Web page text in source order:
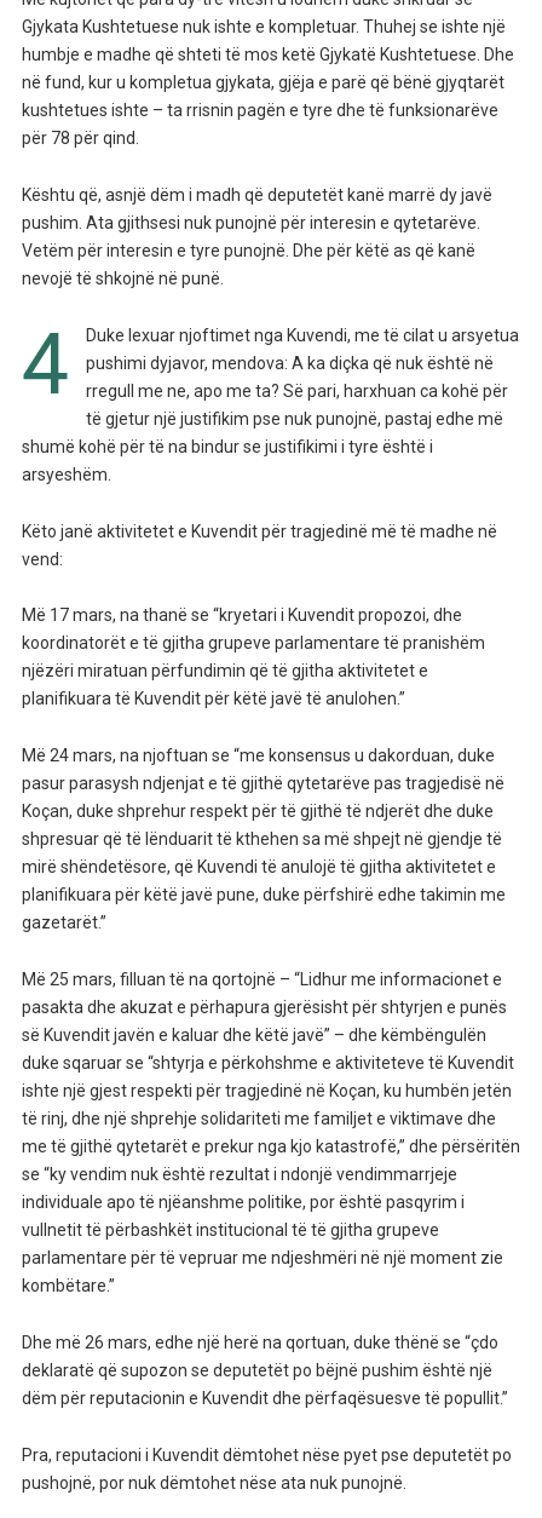
Gjykata Kushtetuese nuk ishte e kompletuar. Thuhej se ishte një
humbje e madhe që shteti të mos ketë Gjykatë Kushtetuese. Dhe
në fund, kur u kompletua gjykata, gjëja e parë që bënë gjyqtarët
kushtetues ishte – ta rrisnin pagën e tyre dhe të funksionarëve
për 78 për qind.
Kështu që, asnjë dëm i madh që deputetët kanë marrë dy javë
pushim. Ata gjithsesi nuk punojnë për interesin e qytetarëve.
Vetëm për interesin e tyre punojnë. Dhe për këtë as që kanë
nevojë të shkojnë në punë.
4
Duke lexuar njoftimet nga Kuvendi, me të cilat u arsyetua
pushimi dyjavor, mendova: A ka diçka që nuk është në
rregull me ne, apo me ta? Së pari, harxhuan ca kohë për
të gjetur një justifikim pse nuk punojnë, pastaj edhe më
shumë kohë për të na bindur se justifikimi i tyre është i
arsyeshëm.
Këto janë aktivitetet e Kuvendit për tragjedinë më të madhe në
vend:
Më 17 mars, na thanë se “kryetari i Kuvendit propozoi, dhe
koordinatorët e të gjitha grupeve parlamentare të pranishëm
njëzëri miratuan përfundimin që të gjitha aktivitetet e
planifikuara të Kuvendit për këtë javë të anulohen.”
Më 24 mars, na njoftuan se “me konsensus u dakorduan, duke
pasur parasysh ndjenjat e të gjithë qytetarëve pas tragjedisë në
Koçan, duke shprehur respekt për të gjithë të ndjerët dhe duke
shpresuar që të lënduarit të kthehen sa më shpejt në gjendje të
mirë shëndetësore, që Kuvendi të anulojë të gjitha aktivitetet e
planifikuara për këtë javë pune, duke përfshirë edhe takimin me
gazetarët.”
Më 25 mars, filluan të na qortojnë – “Lidhur me informacionet e
pasakta dhe akuzat e përhapura gjerësisht për shtyrjen e punës
së Kuvendit javën e kaluar dhe këtë javë” – dhe këmbëngulën
duke sqaruar se “shtyrja e përkohshme e aktiviteteve të Kuvendit
ishte një gjest respekti për tragjedinë në Koçan, ku humbën jetën
të rinj, dhe një shprehje solidariteti me familjet e viktimave dhe
me të gjithë qytetarët e prekur nga kjo katastrofë,” dhe përsëritën
se “ky vendim nuk është rezultat i ndonjë vendimmarrjeje
individuale apo të njëanshme politike, por është pasqyrim i
vullnetit të përbashkët institucional të të gjitha grupeve
parlamentare për të vepruar me ndjeshmëri në një moment zie
kombëtare.”
Dhe më 26 mars, edhe një herë na qortuan, duke thënë se “çdo
deklaratë që supozon se deputetët po bëjnë pushim është një
dëm për reputacionin e Kuvendit dhe përfaqësuesve të popullit.”
Pra, reputacioni i Kuvendit dëmtohet nëse pyet pse deputetët po
pushojnë, por nuk dëmtohet nëse ata nuk punojnë.